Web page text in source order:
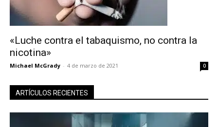
«Luche contra el tabaquismo, no contra la
nicotina»
Michael McGrady - 4 de marzo de 2021 0
ARTÍCULOS RECIENTES